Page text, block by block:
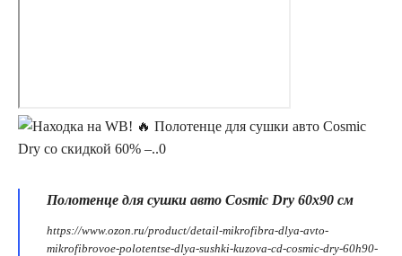
Полотенце для сушки авто Cosmic Dry 60х90 см
https://www.ozon.ru/product/detail-mikrofibra-dlya-avto-
mikrofibrovoe-polotentse-dlya-sushki-kuzova-cd-cosmic-dry-60h90-